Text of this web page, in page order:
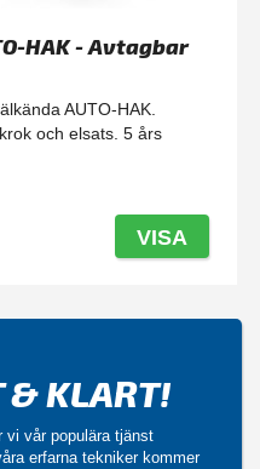
HAK - Avtagbar
AUTO-HAK.
och elsats. 5 års
VISA
& KLART!
vi vår populära tjänst
erfarna tekniker kommer